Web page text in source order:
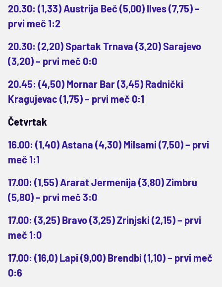
20.30: (1,33) Austrija Beč (5,00) Ilves (7,75) –
prvi meč 1:2
20.30: (2,20) Spartak Trnava (3,20) Sarajevo
(3,20) – prvi meč 0:0
20.45: (4,50) Mornar Bar (3,45) Radnički
Kragujevac (1,75) – prvi meč 0:1
Četvrtak
16.00: (1,40) Astana (4,30) Milsami (7,50) – prvi
meč 1:1
17.00: (1,55) Ararat Jermenija (3,80) Zimbru
(5,80) – prvi meč 3:0
17.00: (3,25) Bravo (3,25) Zrinjski (2,15) – prvi
meč 1:0
17.00: (16,0) Lapi (9,00) Brendbi (1,10) – prvi meč
0:6